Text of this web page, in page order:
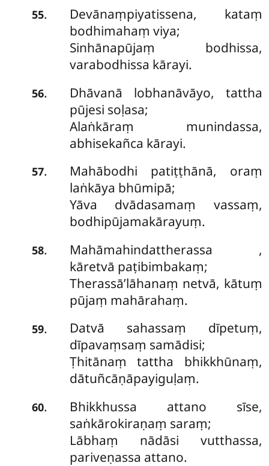
55.
Devānaṃpiyatissena, kataṃ
bodhimahaṃ viya;
Sinhānapūjaṃ bodhissa,
varabodhissa kārayi.
56.
Dhāvanā lobhanāvāyo, tattha
pūjesi soḷasa;
Alaṅkāraṃ munindassa,
abhisekañca kārayi.
57.
Mahābodhi patiṭṭhānā, oraṃ
laṅkāya bhūmipā;
Yāva dvādasamaṃ vassaṃ,
bodhipūjamakārayuṃ.
58. Mahāmahindattherassa ,
kāretvā paṭibimbakaṃ;
Therassā’lāhanaṃ netvā, kātuṃ
pūjaṃ mahārahaṃ.
59.
Datvā sahassaṃ dīpetuṃ,
dīpavaṃsaṃ samādisi;
Ṭhitānaṃ tattha bhikkhūnaṃ,
dātuñcāṇāpayiguḷaṃ.
60.
Bhikkhussa attano sīse,
saṅkārokiraṇaṃ saraṃ;
Lābhaṃ nādāsi vutthassa,
pariveṇassa attano.